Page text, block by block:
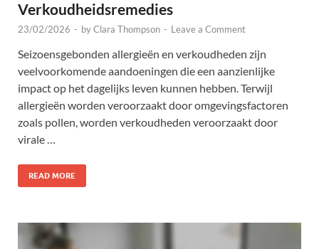
Verkoudheidsremedies
23/02/2026 - byClara Thompson - Leave a Comment
Seizoensgebonden allergieën en verkoudheden zijn
veelvoorkomende aandoeningen die een aanzienlijke
impact op het dagelijks leven kunnen hebben. Terwijl
allergieën worden veroorzaakt door omgevingsfactoren
zoals pollen, worden verkoudheden veroorzaakt door
virale …
READ MORE